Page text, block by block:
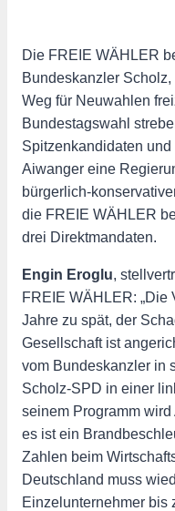
Die FREIE WÄHLER
Bundeskanzler
Weg für Neuwahlen
Bundestagswahl
Spitzenkandidaten
Aiwanger eine
bürgerlich-
die FREIE WÄHLER
drei Direktmandaten.
Engin Eroglu,
FREIE WÄHLER: „Die
Jahre zu spät, der
Gesellschaft ist
vom Bundeskanzler in
Scholz-SPD in einer
seinem Programm
es ist ein
Zahlen beim
Deutschland muss
Einzelunternehmer bis